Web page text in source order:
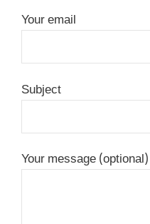
Your email
Subject
Your message (optional)